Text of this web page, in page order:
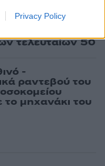
Privacy Policy
τροφοδότησε
τελευταίων 50
-
ραντεβού του
μηχανάκι του